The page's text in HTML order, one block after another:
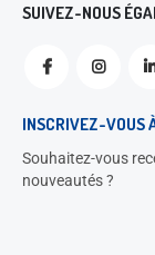
SUIVEZ-NOUS
INSCRIVEZ-VOUS
Souhaitez-vous
nouveautés ?